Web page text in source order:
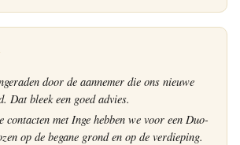
door de aannemer die ons nieuwe
Dat bleek een goed advies.
contacten met Inge hebben we voor een Duo-
op de begane grond en op de verdieping.